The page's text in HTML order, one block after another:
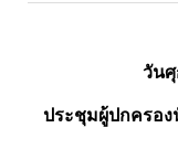
วัน
ประชุมผู้ปกครอง